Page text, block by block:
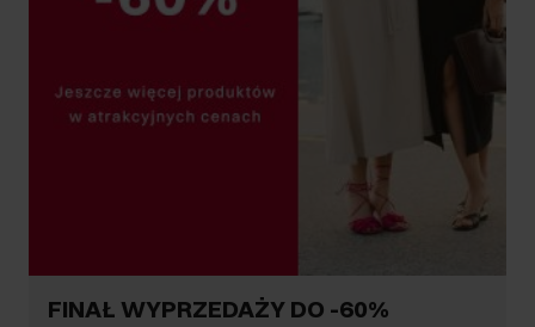
FINAŁ WYPRZEDAŻY DO -60%